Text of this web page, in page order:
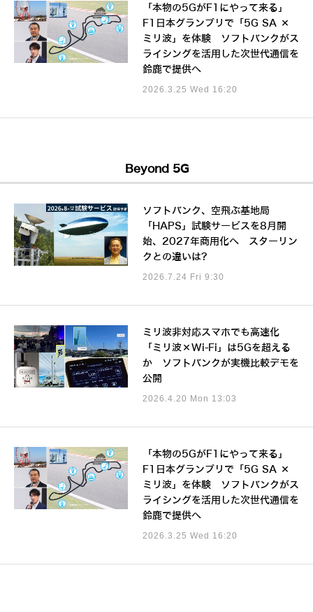
「本物の5GがF1にやって来る」
F1日本グランプリで「5G SA ×
ミリ波」を体験 ソフトバンクがス
ライシングを活用した次世代通信を
鈴鹿で提供へ
2026.3.25 Wed 16:20
Beyond 5G
ソフトバンク、空飛ぶ基地局
「HAPS」試験サービスを8月開
始、2027年商用化へ スターリン
クとの違いは?
2026.7.24 Fri 9:30
ミリ波非対応スマホでも高速化
「ミリ波×Wi-Fi」は5Gを超える
か ソフトバンクが実機比較デモを
公開
2026.4.20 Mon 13:03
「本物の5GがF1にやって来る」
F1日本グランプリで「5G SA ×
ミリ波」を体験 ソフトバンクがス
ライシングを活用した次世代通信を
鈴鹿で提供へ
2026.3.25 Wed 16:20